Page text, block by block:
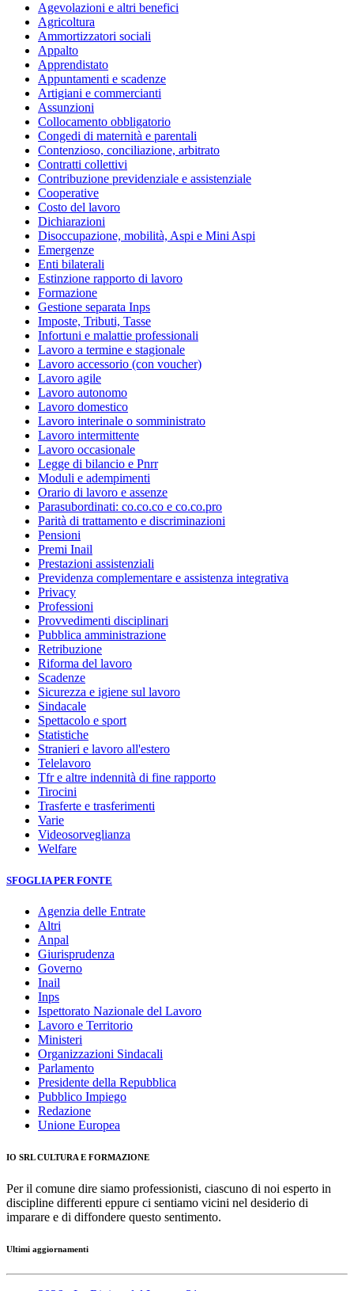
Agevolazioni e altri benefici
Agricoltura
Ammortizzatori sociali
Appalto
Apprendistato
Appuntamenti e scadenze
Artigiani e commercianti
Assunzioni
Collocamento obbligatorio
Congedi di maternità e parentali
Contenzioso, conciliazione, arbitrato
Contratti collettivi
Contribuzione previdenziale e assistenziale
Cooperative
Costo del lavoro
Dichiarazioni
Disoccupazione, mobilità, Aspi e Mini Aspi
Emergenze
Enti bilaterali
Estinzione rapporto di lavoro
Formazione
Gestione separata Inps
Imposte, Tributi, Tasse
Infortuni e malattie professionali
Lavoro a termine e stagionale
Lavoro accessorio (con voucher)
Lavoro agile
Lavoro autonomo
Lavoro domestico
Lavoro interinale o somministrato
Lavoro intermittente
Lavoro occasionale
Legge di bilancio e Pnrr
Moduli e adempimenti
Orario di lavoro e assenze
Parasubordinati: co.co.co e co.co.pro
Parità di trattamento e discriminazioni
Pensioni
Premi Inail
Prestazioni assistenziali
Previdenza complementare e assistenza integrativa
Privacy
Professioni
Provvedimenti disciplinari
Pubblica amministrazione
Retribuzione
Riforma del lavoro
Scadenze
Sicurezza e igiene sul lavoro
Sindacale
Spettacolo e sport
Statistiche
Stranieri e lavoro all'estero
Telelavoro
Tfr e altre indennità di fine rapporto
Tirocini
Trasferte e trasferimenti
Varie
Videosorveglianza
Welfare
SFOGLIA PER FONTE
Agenzia delle Entrate
Altri
Anpal
Giurisprudenza
Governo
Inail
Inps
Ispettorato Nazionale del Lavoro
Lavoro e Territorio
Ministeri
Organizzazioni Sindacali
Parlamento
Presidente della Repubblica
Pubblico Impiego
Redazione
Unione Europea
IO SRL CULTURA E FORMAZIONE
Per il comune dire siamo professionisti, ciascuno di noi esperto in
discipline differenti eppure ci sentiamo vicini nel desiderio di
imparare e di diffondere questo sentimento.
Ultimi aggiornamenti